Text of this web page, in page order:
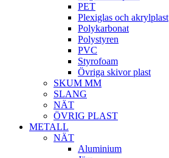
PET
Plexiglas och akrylplast
Polykarbonat
Polystyren
PVC
Styrofoam
Övriga skivor plast
SKUM MM
SLANG
NÄT
ÖVRIG PLAST
METALL
NÄT
Aluminium